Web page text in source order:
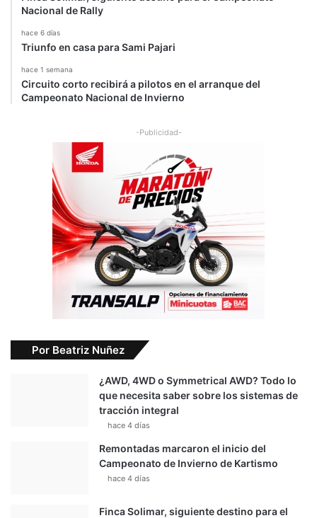
Nacional de Rally
hace 6 días
Triunfo en casa para Sami Pajari
hace 1 semana
Circuito corto recibirá a pilotos en el arranque del
Campeonato Nacional de Invierno
-Publicidad-
Por Beatriz Nuñez
¿AWD, 4WD o Symmetrical AWD? Todo lo
que necesita saber sobre los sistemas de
tracción integral
hace 4 días
Remontadas marcaron el inicio del
Campeonato de Invierno de Kartismo
hace 4 días
Finca Solimar, siguiente destino para el